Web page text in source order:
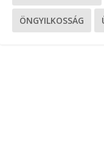
ÖNGYILKOSSÁG